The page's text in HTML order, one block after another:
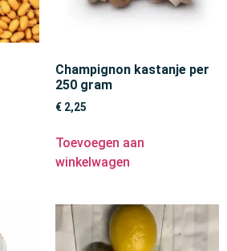
Champignon kastanje per
250 gram
€ 2,25
Toevoegen aan
winkelwagen